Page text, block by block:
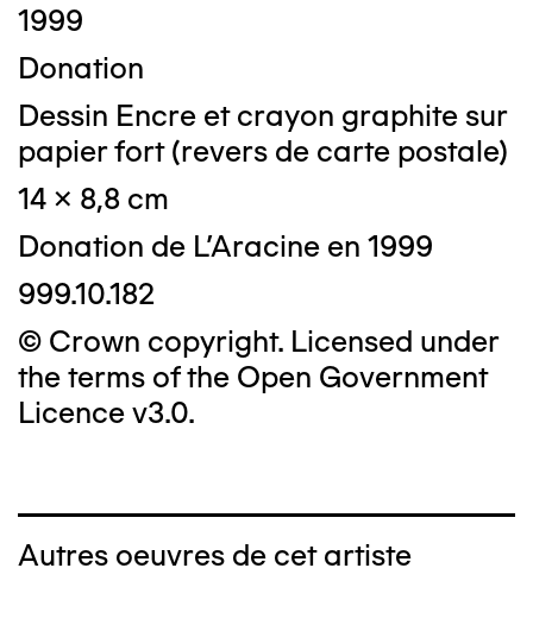
1999
Donation
Dessin Encre et crayon graphite sur
papier fort (revers de carte postale)
14 x 8,8 cm
Donation de L'Aracine en 1999
999.10.182
© Crown copyright. Licensed under
the terms of the Open Government
Licence v3.0.
Autres oeuvres de cet artiste